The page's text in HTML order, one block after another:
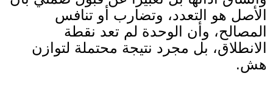
الأصل هو التعدد، وتضارب أو تنافس
المصالح، وأن الوحدة لم تعد نقطة
الانطلاق، بل مجرد نتيجة محتملة لتوازن
هش.